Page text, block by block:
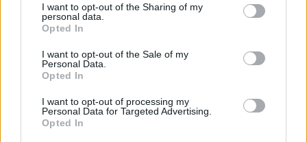
I want to opt-out of the Sharing of my
personal data.
Opted In
I want to opt-out of the Sale of my
Personal Data.
Opted In
I want to opt-out of processing my
Personal Data for Targeted Advertising.
Opted In